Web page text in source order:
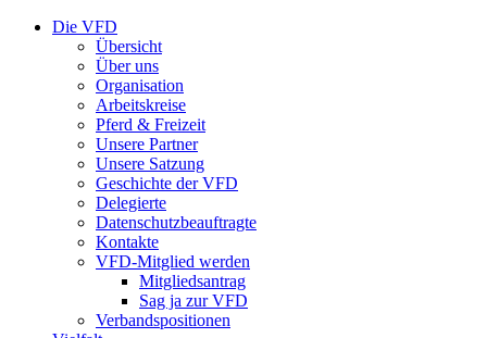
Die VFD
Übersicht
Über uns
Organisation
Arbeitskreise
Pferd & Freizeit
Unsere Partner
Unsere Satzung
Geschichte der VFD
Delegierte
Datenschutzbeauftragte
Kontakte
VFD-Mitglied werden
Mitgliedsantrag
Sag ja zur VFD
Verbandspositionen